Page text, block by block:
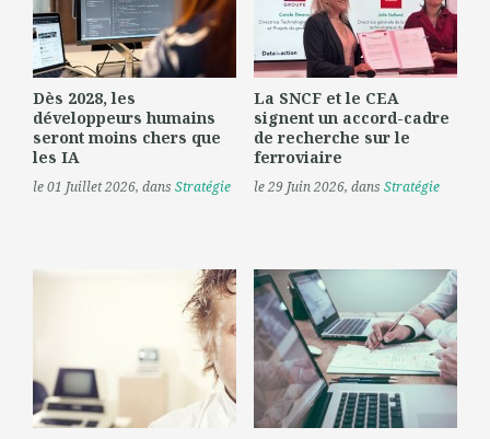
Dès 2028, les
développeurs humains
seront moins chers que
les IA
le 01 Juillet 2026, dansStratégie
La SNCF et le CEA
signent un accord-cadre
de recherche sur le
ferroviaire
le 29 Juin 2026, dansStratégie